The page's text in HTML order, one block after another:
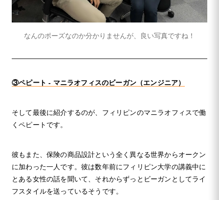
なんのポーズなのか分かりませんが、良い写真ですね！
③ペピート - マニラオフィスのビーガン（エンジニア）
そして最後に紹介するのが、フィリピンのマニラオフィスで働
くペピートです。
彼もまた、保険の商品設計という全く異なる世界からオークン
に加わった一人です。彼は数年前にフィリピン大学の講義中に
とある女性の話を聞いて、それからずっとビーガンとしてライ
フスタイルを送っているそうです。